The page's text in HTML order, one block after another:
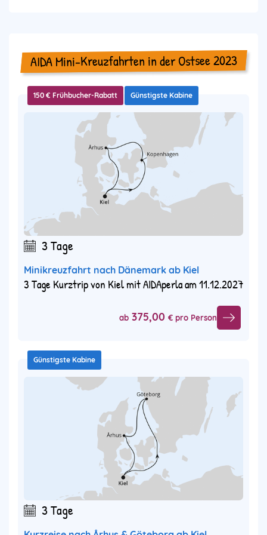
AIDA Mini-Kreuzfahrten in der Ostsee 2023
150 € Frühbucher-Rabatt Günstigste Kabine
3 Tage
Minikreuzfahrt nach Dänemark ab Kiel
3 Tage Kurztrip von Kiel mit AIDAperla am 11.12.2027
ab 375,00 € pro Person
Günstigste Kabine
3 Tage